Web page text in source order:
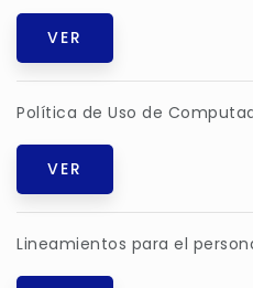
VER
Política de Uso de
VER
Lineamientos para el